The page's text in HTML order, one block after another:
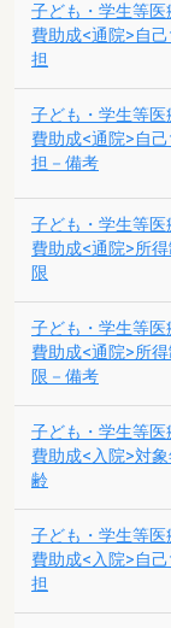
子ども・学生等医
費助成<通院>自己
担
子ども・学生等医
費助成<通院>自己
担－備考
子ども・学生等医
費助成<通院>所得
限
子ども・学生等医
費助成<通院>所得
限－備考
子ども・学生等医
費助成<入院>対
齢
子ども・学生等医
費助成<入院>自己
担